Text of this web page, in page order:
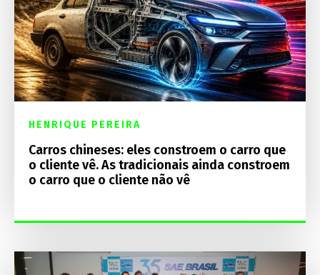
HENRIQUE PEREIRA
Carros chineses: eles constroem o carro que
o cliente vê. As tradicionais ainda constroem
o carro que o cliente não vê